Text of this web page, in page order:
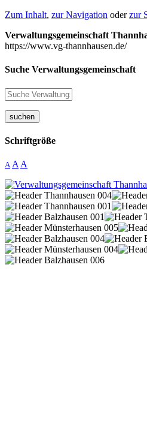
Zum Inhalt, zur Navigation oderzur
Verwaltungsgemeinschaft
https://www.vg-thannhausen.de/
Suche Verwaltungsgemeinschaft
suchen
Schriftgröße
A A A